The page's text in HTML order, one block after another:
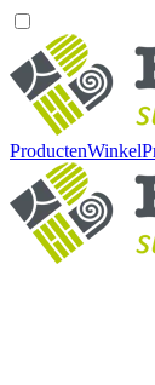
ProductenWinkel